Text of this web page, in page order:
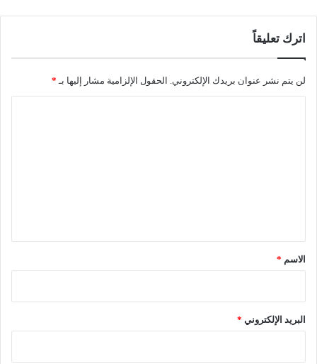
اترك تعليقاً
لن يتم نشر عنوان بريدك الإلكتروني. الحقول الإلزامية مشار إليها بـ *
*
الاسم *
البريد الإلكتروني *